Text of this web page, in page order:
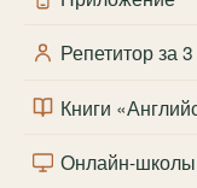
Репетитор за
Книги
Онлайн-